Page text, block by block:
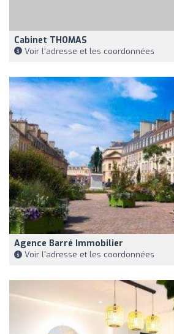
Cabinet THOMAS
Voir l'adresse et les coordonnées
Agence Barré Immobilier
Voir l'adresse et les coordonnées